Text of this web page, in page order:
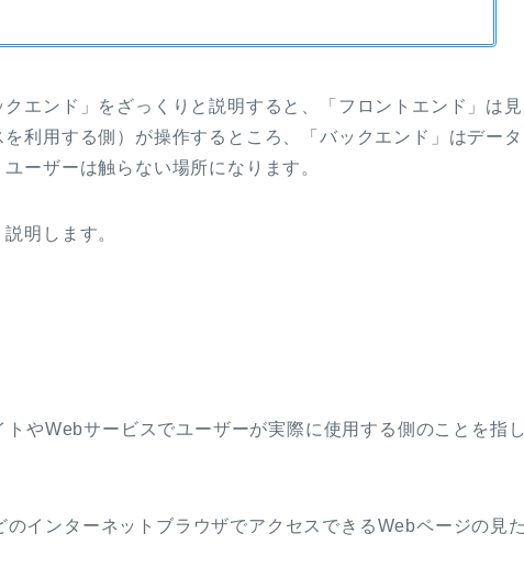
クエンド」をざっくりと説明すると、「フロントエンド」は見
利用する側）が操作するところ、「バックエンド」はデータ
ーザーは触らない場所になります。
明します。
やWebサービスでユーザーが実際に使用する側のことを指し
インターネットブラウザでアクセスできるWebページの見た